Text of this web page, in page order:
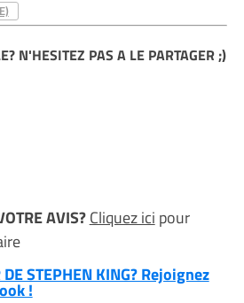
N'HESITEZ PAS A LE PARTAGER ;)
AVIS?Cliquez ici pour
DE STEPHEN KING? Rejoignez
!